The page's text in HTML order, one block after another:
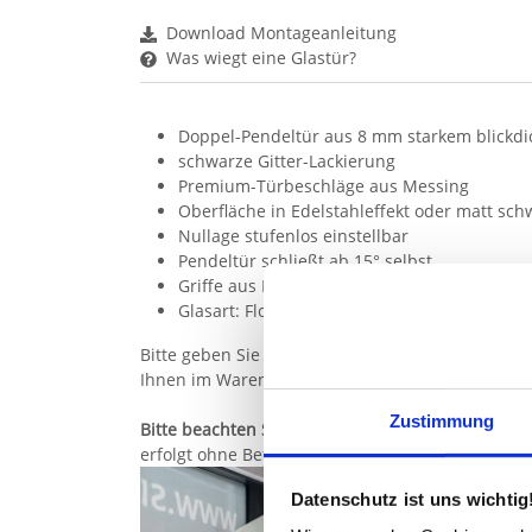
Zustimmung
Datenschutz ist uns wichtig!
Doppel-Pendeltür aus 8 mm starkem
schwarze Gitter-Lackierung
Premium-Türbeschläge aus Messing
Oberfläche in Edelstahleffekt oder matt
Nullage stufenlos einstellbar
Pendeltür schließt ab 15° selbst
Griffe aus Edelstahl gebürstet oder schwarz
Glasart: Floatglas oder in Variante Weißglas
Bitte geben Sie im Konfigurator die lichten
Ihnen im Warenkorb angezeigt.
Bitte beachten Sie:
Die Wandbefestigung ist
erfolgt ohne Befestigungsmaterial, da wir die
Sie haben gelesen: Doppel-Glas-Pendeltür
Download Montageanleitung
Was wiegt eine Glastür?